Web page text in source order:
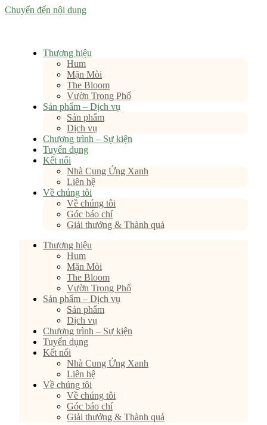
Chuyển đến nội dung
Thương hiệu
Hum
Mặn Mòi
The Bloom
Vườn Trong Phố
Sản phẩm – Dịch vụ
Sản phẩm
Dịch vụ
Chương trình – Sự kiện
Tuyển dụng
Kết nối
Nhà Cung Ứng Xanh
Liên hệ
Về chúng tôi
Về chúng tôi
Góc báo chí
Giải thưởng & Thành quả
Thương hiệu
Hum
Mặn Mòi
The Bloom
Vườn Trong Phố
Sản phẩm – Dịch vụ
Sản phẩm
Dịch vụ
Chương trình – Sự kiện
Tuyển dụng
Kết nối
Nhà Cung Ứng Xanh
Liên hệ
Về chúng tôi
Về chúng tôi
Góc báo chí
Giải thưởng & Thành quả